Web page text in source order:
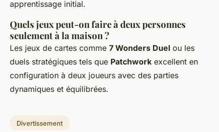
apprentissage initial.
Quels jeux peut-on faire à deux personnes
seulement à la maison ?
Les jeux de cartes comme 7 Wonders Duel ou les
duels stratégiques tels que Patchwork excellent en
configuration à deux joueurs avec des parties
dynamiques et équilibrées.
Divertissement